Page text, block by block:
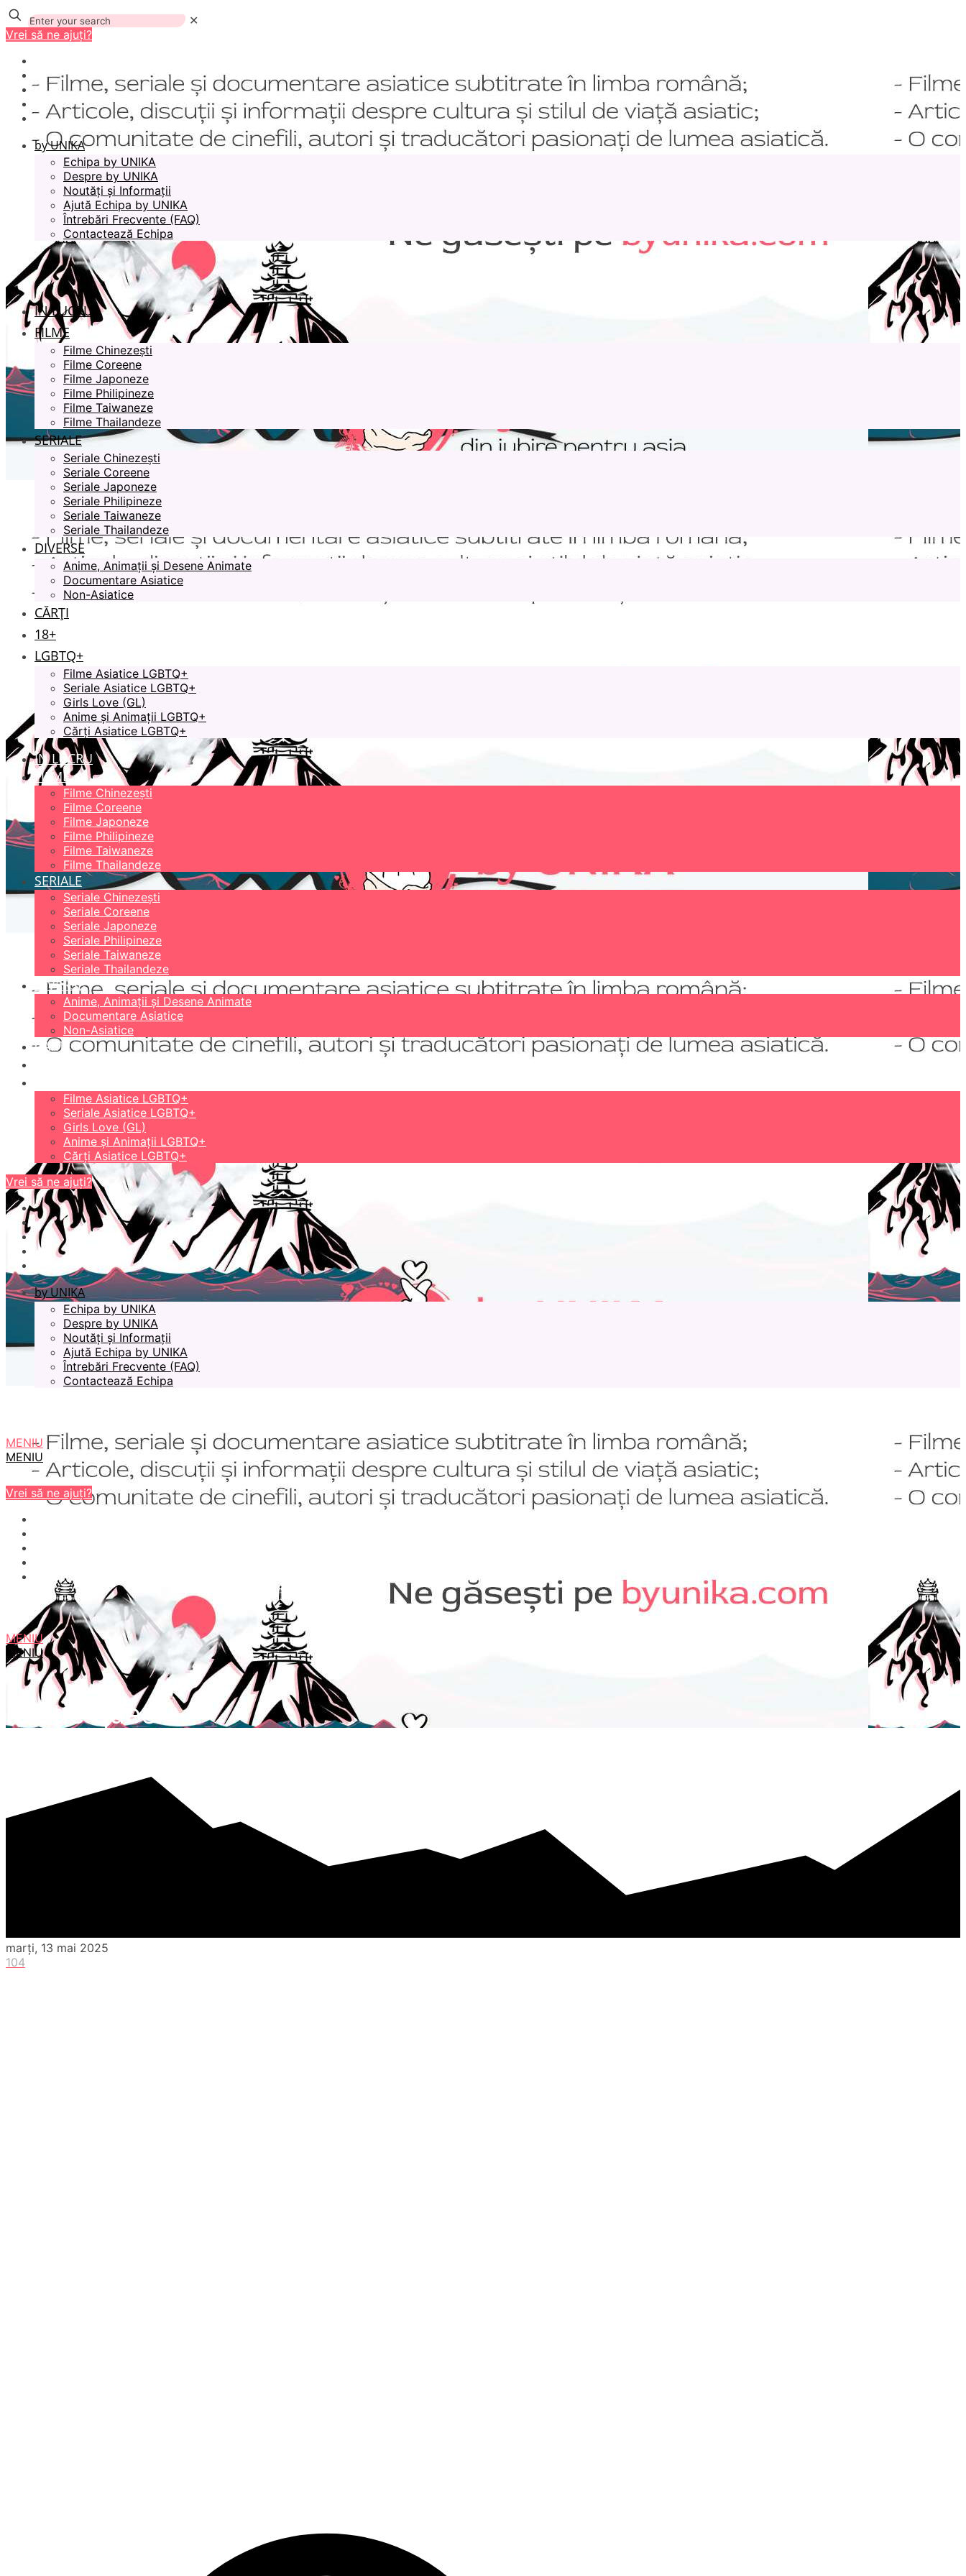
✕
Vrei să ne ajuți?
by UNIKA
Echipa by UNIKA
Despre by UNIKA
Noutăți și Informații
Ajută Echipa by UNIKA
Întrebări Frecvente (FAQ)
Contactează Echipa
ÎN LUCRU
FILME
Filme Chinezești
Filme Coreene
Filme Japoneze
Filme Philipineze
Filme Taiwaneze
Filme Thailandeze
SERIALE
Seriale Chinezești
Seriale Coreene
Seriale Japoneze
Seriale Philipineze
Seriale Taiwaneze
Seriale Thailandeze
DIVERSE
Anime, Animații și Desene Animate
Documentare Asiatice
Non-Asiatice
CĂRȚI
18+
LGBTQ+
Filme Asiatice LGBTQ+
Seriale Asiatice LGBTQ+
Girls Love (GL)
Anime și Animații LGBTQ+
Cărți Asiatice LGBTQ+
ÎN LUCRU
FILME
Filme Chinezești
Filme Coreene
Filme Japoneze
Filme Philipineze
Filme Taiwaneze
Filme Thailandeze
SERIALE
Seriale Chinezești
Seriale Coreene
Seriale Japoneze
Seriale Philipineze
Seriale Taiwaneze
Seriale Thailandeze
DIVERSE
Anime, Animații și Desene Animate
Documentare Asiatice
Non-Asiatice
CĂRȚI
Filme Asiatice LGBTQ+
Seriale Asiatice LGBTQ+
Girls Love (GL)
Anime și Animații LGBTQ+
Cărți Asiatice LGBTQ+
Vrei să ne ajuți?
by UNIKA
Echipa by UNIKA
Despre by UNIKA
Noutăți și Informații
Ajută Echipa by UNIKA
Întrebări Frecvente (FAQ)
Contactează Echipa
MENIU
MENIU
Vrei să ne ajuți?
MENIU
MENIU
relație queer
marți, 13 mai 2025
104